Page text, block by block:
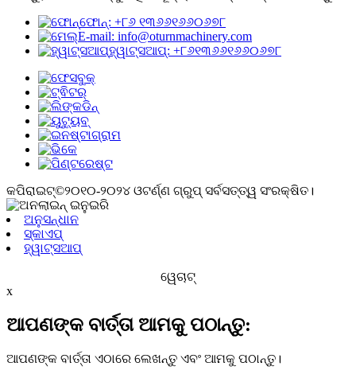
ଫୋନ୍: +୮୬ ୧୩୬୬୧୬୬୦୬୭୮
E-mail: info@oturnmachinery.com
ହ୍ୱାଟ୍ସଆପ୍: +୮୬୧୩୬୬୧୬୬୦୬୭୮
କପିରାଇଟ୍©୨୦୧୦-୨୦୨୪ ଓଟର୍ଣ୍ଣ ଗ୍ରୁପ୍ ସର୍ବସତ୍ତ୍ୱ ସଂରକ୍ଷିତ।
ଅନୁସନ୍ଧାନ
ସ୍କାଏପ୍
ହ୍ୱାଟ୍ସଆପ୍
ୱେଚାଟ୍
x
ଆପଣଙ୍କ ବାର୍ତ୍ତା ଆମକୁ ପଠାନ୍ତୁ:
ଆପଣଙ୍କ ବାର୍ତ୍ତା ଏଠାରେ ଲେଖନ୍ତୁ ଏବଂ ଆମକୁ ପଠାନ୍ତୁ।